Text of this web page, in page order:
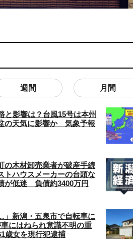
週間 月間
と影響は？台風15号は本州
の天気に影響か 気象予報
の木材卸売業者が破産手続
ハウスメーカーの台頭な
が低迷 負債約3400万円
」新潟・五泉市で自転車に
にはねられ意識不明の重
歳女を現行犯逮捕